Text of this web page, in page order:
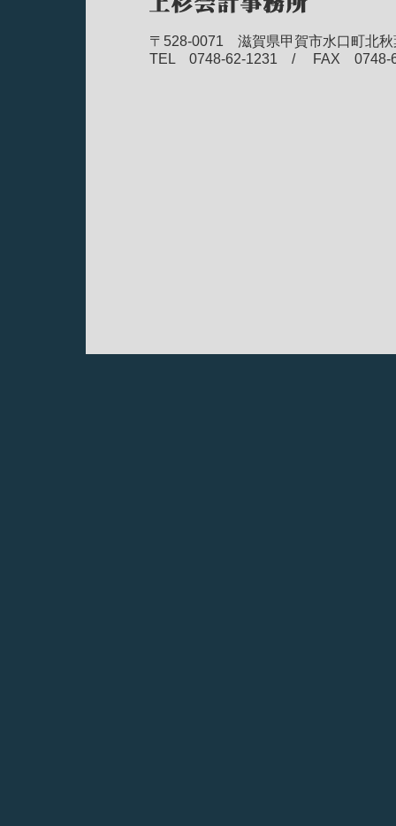
〒528-0071 滋賀県甲賀市水口町北秋
TEL 0748-62-1231 / FAX 0748-